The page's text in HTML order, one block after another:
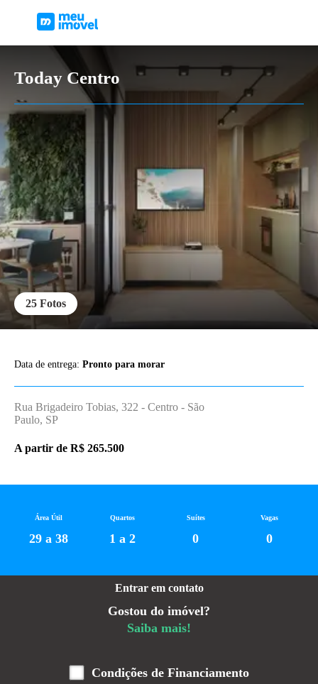
Today Centro
25 Fotos
Entrar em contato
Gostou do imóvel?
Saiba mais!
Condições de Financiamento
Área Útil
29 a 38
Quartos
1 a 2
Suítes
0
Vagas
0
Data de entrega: Pronto para morar
Rua Brigadeiro Tobias, 322 - Centro - São
Paulo, SP
A partir de R$ 265.500